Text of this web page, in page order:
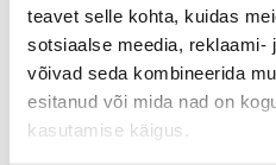
teavet selle kohta, kuidas
sotsiaalse meedia, reklaami-
võivad seda kombineerida
esitanud või mida nad on
kasutamise käigus.
Väikekallur
ei ole suured
kerge kaal.
83.0 €